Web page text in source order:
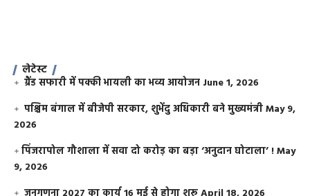
लेटेस्ट
ग्रैंड सफारी में पक्की भायली का भव्य आयोजन June 1, 2026
पश्चिम बंगाल में बीजेपी सरकार, शुभेंदु अधिकारी बने मुख्यमंत्रीMay 9,
2026
​पिंजरापोल गौशाला में सवा दो करोड़ का बड़ा ‘अनुदान घोटाला’ !May
9, 2026